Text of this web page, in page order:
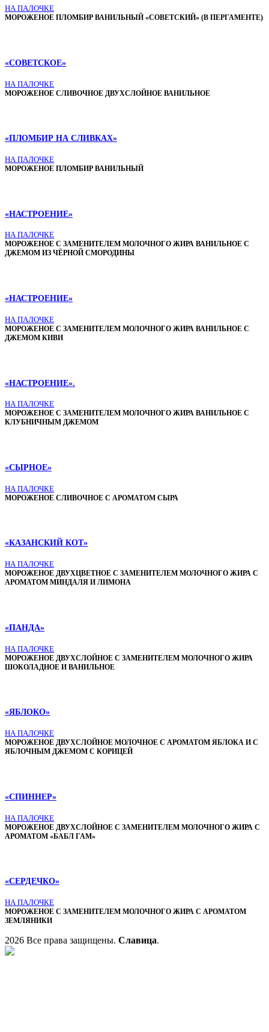
НА ПАЛОЧКЕ
МОРОЖЕНОЕ ПЛОМБИР ВАНИЛЬНЫЙ «СОВЕТСКИЙ» (В ПЕРГАМЕНТЕ)
«СОВЕТСКОЕ»
НА ПАЛОЧКЕ
МОРОЖЕНОЕ СЛИВОЧНОЕ ДВУХСЛОЙНОЕ ВАНИЛЬНОЕ
«ПЛОМБИР НА СЛИВКАХ»
НА ПАЛОЧКЕ
МОРОЖЕНОЕ ПЛОМБИР ВАНИЛЬНЫЙ
«НАСТРОЕНИЕ»
НА ПАЛОЧКЕ
МОРОЖЕНОЕ С ЗАМЕНИТЕЛЕМ МОЛОЧНОГО ЖИРА ВАНИЛЬНОЕ С
ДЖЕМОМ ИЗ ЧЁРНОЙ СМОРОДИНЫ
«НАСТРОЕНИЕ»
НА ПАЛОЧКЕ
МОРОЖЕНОЕ С ЗАМЕНИТЕЛЕМ МОЛОЧНОГО ЖИРА ВАНИЛЬНОЕ С
ДЖЕМОМ КИВИ
«НАСТРОЕНИЕ».
НА ПАЛОЧКЕ
МОРОЖЕНОЕ С ЗАМЕНИТЕЛЕМ МОЛОЧНОГО ЖИРА ВАНИЛЬНОЕ С
КЛУБНИЧНЫМ ДЖЕМОМ
«СЫРНОЕ»
НА ПАЛОЧКЕ
МОРОЖЕНОЕ СЛИВОЧНОЕ С АРОМАТОМ СЫРА
«КАЗАНСКИЙ КОТ»
НА ПАЛОЧКЕ
МОРОЖЕНОЕ ДВУХЦВЕТНОЕ С ЗАМЕНИТЕЛЕМ МОЛОЧНОГО ЖИРА С
АРОМАТОМ МИНДАЛЯ И ЛИМОНА
«ПАНДА»
НА ПАЛОЧКЕ
МОРОЖЕНОЕ ДВУХСЛОЙНОЕ С ЗАМЕНИТЕЛЕМ МОЛОЧНОГО ЖИРА
ШОКОЛАДНОЕ И ВАНИЛЬНОЕ
«ЯБЛОКО»
НА ПАЛОЧКЕ
МОРОЖЕНОЕ ДВУХСЛОЙНОЕ МОЛОЧНОЕ С АРОМАТОМ ЯБЛОКА И С
ЯБЛОЧНЫМ ДЖЕМОМ С КОРИЦЕЙ
«СПИННЕР»
НА ПАЛОЧКЕ
МОРОЖЕНОЕ ДВУХСЛОЙНОЕ С ЗАМЕНИТЕЛЕМ МОЛОЧНОГО ЖИРА С
АРОМАТОМ «БАБЛ ГАМ»
«СЕРДЕЧКО»
НА ПАЛОЧКЕ
МОРОЖЕНОЕ С ЗАМЕНИТЕЛЕМ МОЛОЧНОГО ЖИРА С АРОМАТОМ
ЗЕМЛЯНИКИ
2026 Все права защищены. Славица.